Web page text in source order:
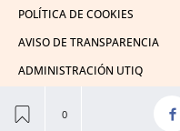
POLÍTICA DE COOKIES
AVISO DE TRANSPARENCIA
ADMINISTRACIÓN UTIQ